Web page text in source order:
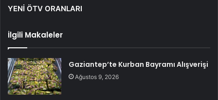
YENİ ÖTV ORANLARI
İlgili Makaleler
Gaziantep’te Kurban Bayramı Alışverişi
Ağustos 9, 2026